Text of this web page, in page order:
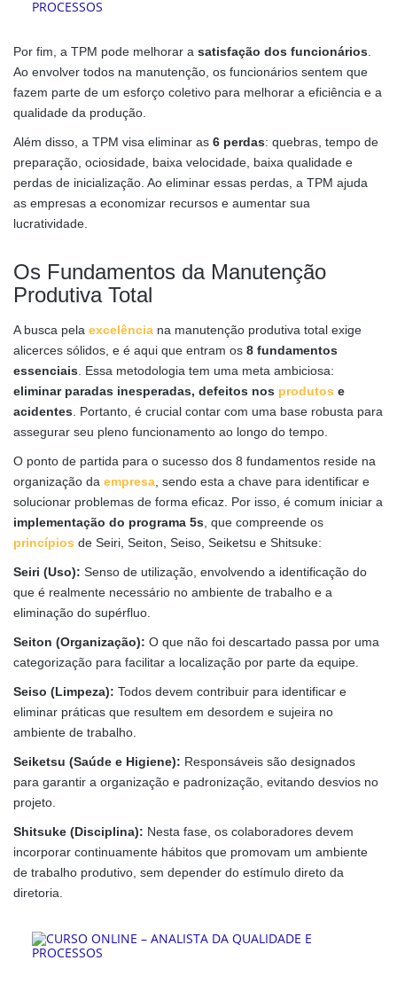
Por fim, a TPM pode melhorar a satisfação dos funcionários.
Ao envolver todos na manutenção, os funcionários sentem que
fazem parte de um esforço coletivo para melhorar a eficiência e a
qualidade da produção.
Além disso, a TPM visa eliminar as 6 perdas: quebras, tempo de
preparação, ociosidade, baixa velocidade, baixa qualidade e
perdas de inicialização. Ao eliminar essas perdas, a TPM ajuda
as empresas a economizar recursos e aumentar sua
lucratividade.
Os Fundamentos da Manutenção
Produtiva Total
A busca pela excelência na manutenção produtiva total exige
alicerces sólidos, e é aqui que entram os 8 fundamentos
essenciais. Essa metodologia tem uma meta ambiciosa:
eliminar paradas inesperadas, defeitos nos produtos e
acidentes. Portanto, é crucial contar com uma base robusta para
assegurar seu pleno funcionamento ao longo do tempo.
O ponto de partida para o sucesso dos 8 fundamentos reside na
organização da empresa, sendo esta a chave para identificar e
solucionar problemas de forma eficaz. Por isso, é comum iniciar a
implementação do programa 5s, que compreende os
princípios de Seiri, Seiton, Seiso, Seiketsu e Shitsuke:
Seiri (Uso): Senso de utilização, envolvendo a identificação do
que é realmente necessário no ambiente de trabalho e a
eliminação do supérfluo.
Seiton (Organização): O que não foi descartado passa por uma
categorização para facilitar a localização por parte da equipe.
Seiso (Limpeza): Todos devem contribuir para identificar e
eliminar práticas que resultem em desordem e sujeira no
ambiente de trabalho.
Seiketsu (Saúde e Higiene): Responsáveis são designados
para garantir a organização e padronização, evitando desvios no
projeto.
Shitsuke (Disciplina): Nesta fase, os colaboradores devem
incorporar continuamente hábitos que promovam um ambiente
de trabalho produtivo, sem depender do estímulo direto da
diretoria.